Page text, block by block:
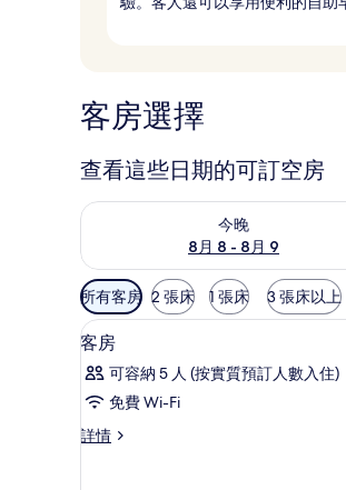
客房選擇
查看這些日期的可訂空房
今晚
8月 8 - 8月 9
查看今晚 8月 8 - 8月 9的可訂空房
可
用
嘅
客
房
篩
選
所有客房 2 張床 1 張床 3 張床以上
載
入
所
客
羽絨
3
客房
可容納 5 人 (按實質預訂人數入住)
免費 Wi-Fi
詳情
客